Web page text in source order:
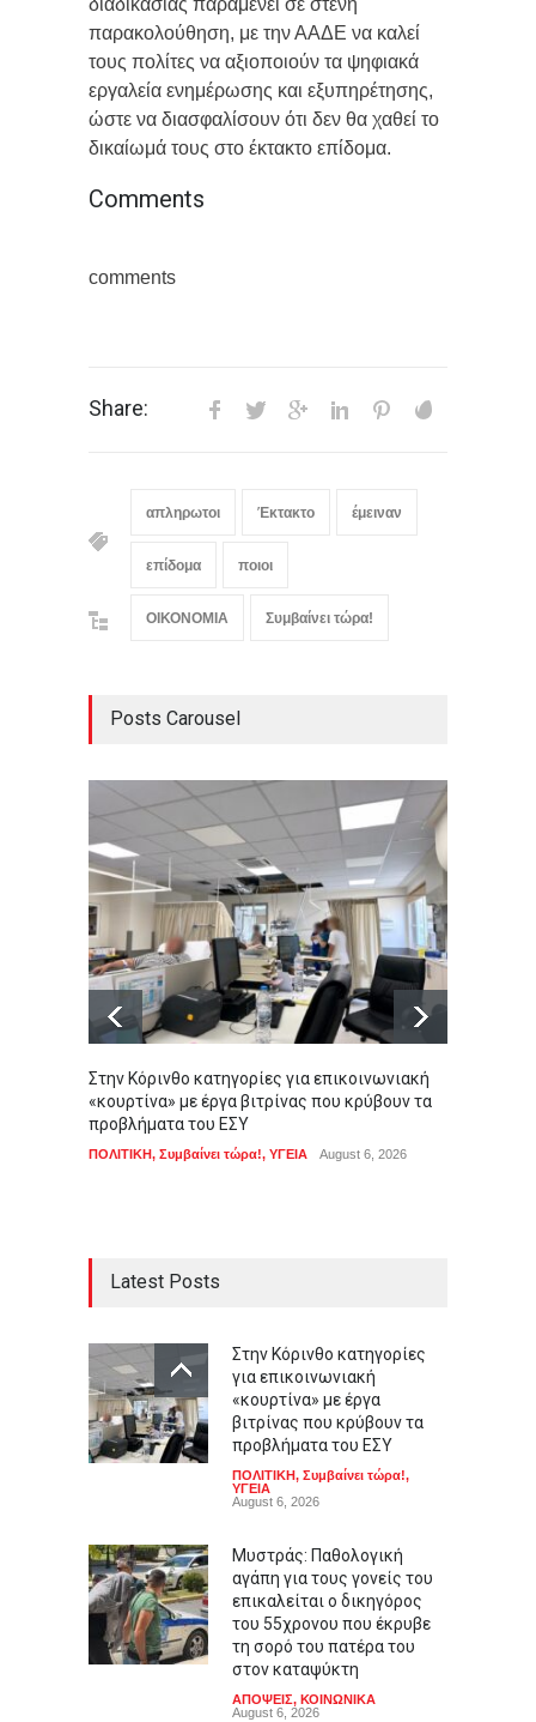
διαδικασίας παραμένει σε στενή
παρακολούθηση, με την ΑΑΔΕ να καλεί
τους πολίτες να αξιοποιούν τα ψηφιακά
εργαλεία ενημέρωσης και εξυπηρέτησης,
ώστε να διασφαλίσουν ότι δεν θα χαθεί το
δικαίωμά τους στο έκτακτο επίδομα.
Comments
comments
Share:
απληρωτοι Έκτακτο έμειναν
επίδομα ποιοι
ΟΙΚΟΝΟΜΙΑ Συμβαίνει τώρα!
Posts Carousel
Στην Κόρινθο κατηγορίες για επικοινωνιακή
«κουρτίνα» με έργα βιτρίνας που κρύβουν τα
προβλήματα του ΕΣΥ
ΠΟΛΙΤΙΚΗ, Συμβαίνει τώρα!, ΥΓΕΙΑ August 6, 2026
Latest Posts
Στην Κόρινθο κατηγορίες
για επικοινωνιακή
«κουρτίνα» με έργα
βιτρίνας που κρύβουν τα
προβλήματα του ΕΣΥ
ΠΟΛΙΤΙΚΗ, Συμβαίνει τώρα!,
ΥΓΕΙΑ
August 6, 2026
Μυστράς: Παθολογική
αγάπη για τους γονείς του
επικαλείται ο δικηγόρος
του 55χρονου που έκρυβε
τη σορό του πατέρα του
στον καταψύκτη
ΑΠΟΨΕΙΣ, ΚΟΙΝΩΝΙΚΑ
August 6, 2026